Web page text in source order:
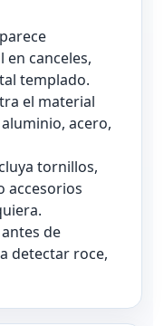
en canceles,
templado.
el material
acero,
tornillos,
accesorios
de
detectar roce,